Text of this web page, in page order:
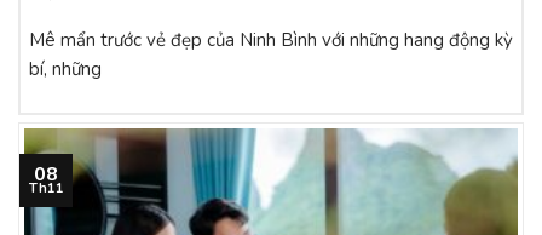
Mê mẩn trước vẻ đẹp của Ninh Bình với những hang động kỳ
bí, những
08
Th11